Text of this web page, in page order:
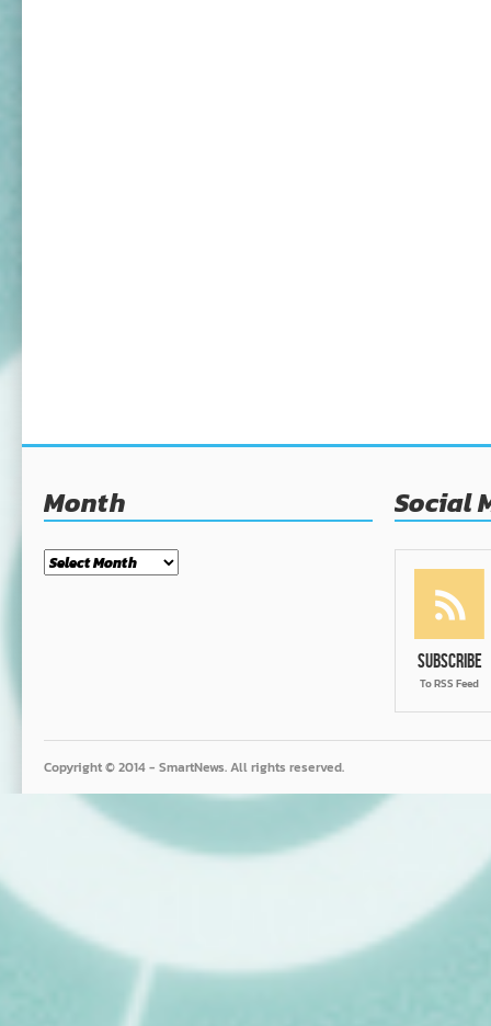
Month
Month
Social
Subscribe
To RSS Feed
Copyright © 2014 - SmartNews. All rights reserved.